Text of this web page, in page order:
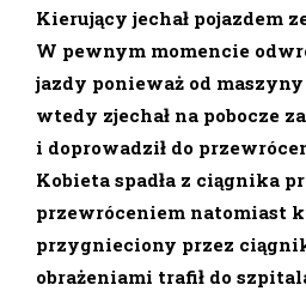
Kierujący jechał pojazdem
W pewnym momencie
jazdy ponieważ od
wtedy zjechał na pobocze
i doprowadził do
Kobieta spadła z ciągnika
przewróceniem natomiast
przygnieciony przez
obrażeniami trafił do